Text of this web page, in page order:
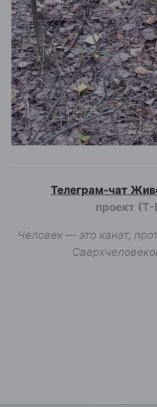
Телеграм-чат
проект (Т-
Человек — это канат,